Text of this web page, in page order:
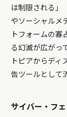
は制限される」
やソーシャルメ
トフォームの
る幻滅が広がっ
トピアからディ
告ツールとして
サイバー・フ